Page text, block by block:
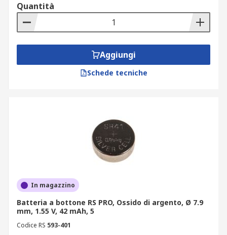
Quantità
Aggiungi
Schede tecniche
In magazzino
Batteria a bottone RS PRO, Ossido di argento, Ø 7.9
mm, 1.55 V, 42 mAh, 5
Codice RS 593-401